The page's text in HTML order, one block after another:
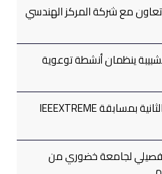
مع شركة المركز الهندسي
ينظمان أنشطة توعوية
خضوري تحقق المرتبة الثانية بمسابقة IEEEXTREME
لجامعة خضوري من